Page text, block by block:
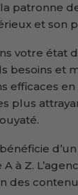
la patronne
et son
votre état
besoins et
efficaces en
plus
d’un
à Z.
des